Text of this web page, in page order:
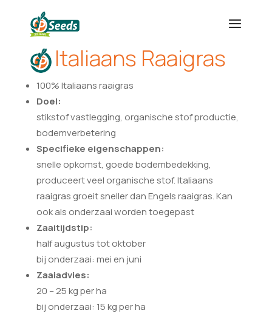
Italiaans Raaigras
100% Italiaans raaigras
Doel:
stikstof vastlegging, organische stof productie,
bodemverbetering
Specifieke eigenschappen:
snelle opkomst, goede bodembedekking,
produceert veel organische stof. Italiaans
raaigras groeit sneller dan Engels raaigras. Kan
ook als onderzaai worden toegepast
Zaaitijdstip:
half augustus tot oktober
bij onderzaai: mei en juni
Zaaiadvies:
20 – 25 kg per ha
bij onderzaai: 15 kg per ha